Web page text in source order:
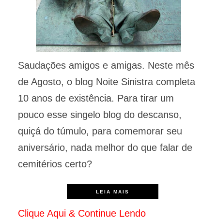
Saudações amigos e amigas. Neste mês
de Agosto, o blog Noite Sinistra completa
10 anos de existência. Para tirar um
pouco esse singelo blog do descanso,
quiçá do túmulo, para comemorar seu
aniversário, nada melhor do que falar de
cemitérios certo?
LEIA MAIS
Clique Aqui & Continue Lendo